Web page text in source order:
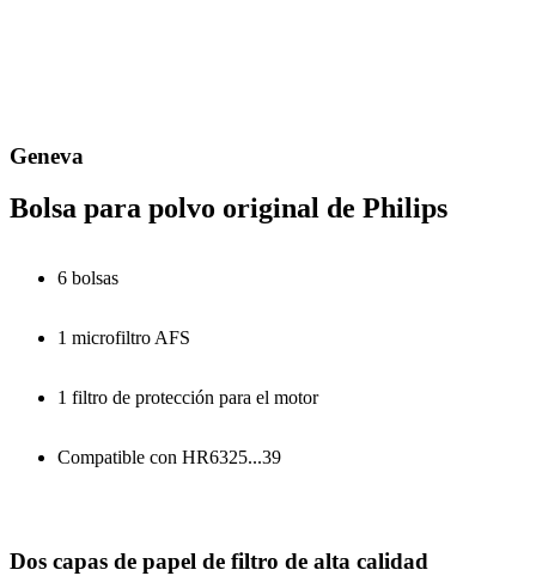
Geneva
Bolsa para polvo original de Philips
6 bolsas
1 microfiltro AFS
1 filtro de protección para el motor
Compatible con HR6325...39
Dos capas de papel de filtro de alta calidad